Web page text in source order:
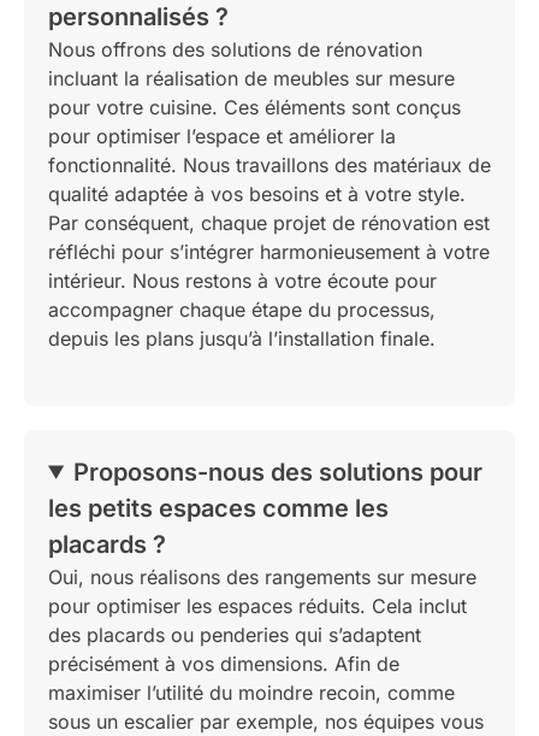
personnalisés ?
Nous offrons des solutions de rénovation
incluant la réalisation de meubles sur mesure
pour votre cuisine. Ces éléments sont conçus
pour optimiser l’espace et améliorer la
fonctionnalité. Nous travaillons des matériaux de
qualité adaptée à vos besoins et à votre style.
Par conséquent, chaque projet de rénovation est
réfléchi pour s’intégrer harmonieusement à votre
intérieur. Nous restons à votre écoute pour
accompagner chaque étape du processus,
depuis les plans jusqu’à l’installation finale.
Proposons-nous des solutions pour
les petits espaces comme les
placards ?
Oui, nous réalisons des rangements sur mesure
pour optimiser les espaces réduits. Cela inclut
des placards ou penderies qui s’adaptent
précisément à vos dimensions. Afin de
maximiser l’utilité du moindre recoin, comme
sous un escalier par exemple, nos équipes vous